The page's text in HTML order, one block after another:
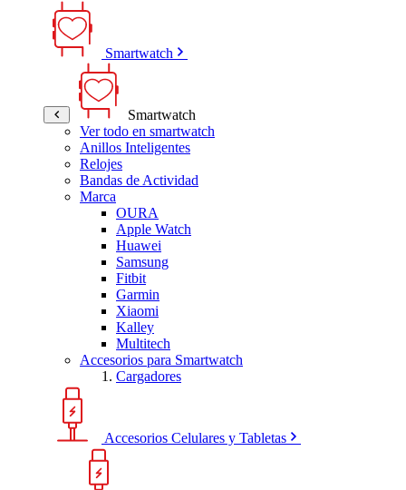
Smartwatch
Smartwatch
Ver todo en smartwatch
Anillos Inteligentes
Relojes
Bandas de Actividad
Marca
OURA
Apple Watch
Huawei
Samsung
Fitbit
Garmin
Xiaomi
Kalley
Multitech
Accesorios para Smartwatch
Cargadores
Accesorios Celulares y Tabletas